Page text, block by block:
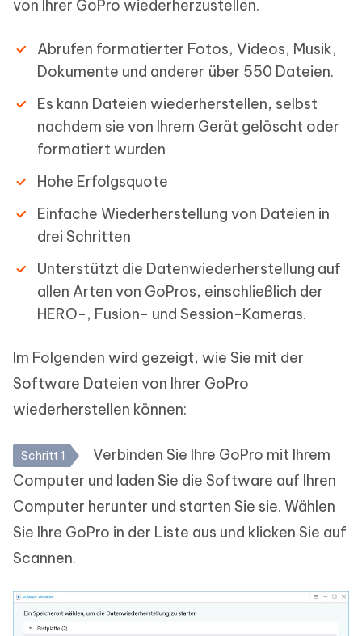
von Ihrer GoPro wiederherzustellen.
Abrufen formatierter Fotos, Videos, Musik,
Dokumente und anderer über 550 Dateien.
Es kann Dateien wiederherstellen, selbst
nachdem sie von Ihrem Gerät gelöscht oder
formatiert wurden
Hohe Erfolgsquote
Einfache Wiederherstellung von Dateien in
drei Schritten
Unterstützt die Datenwiederherstellung auf
allen Arten von GoPros, einschließlich der
HERO-, Fusion- und Session-Kameras.
Im Folgenden wird gezeigt, wie Sie mit der
Software Dateien von Ihrer GoPro
wiederherstellen können:
Schritt 1
Verbinden Sie Ihre GoPro mit Ihrem
Computer und laden Sie die Software auf Ihren
Computer herunter und starten Sie sie. Wählen
Sie Ihre GoPro in der Liste aus und klicken Sie auf
Scannen.